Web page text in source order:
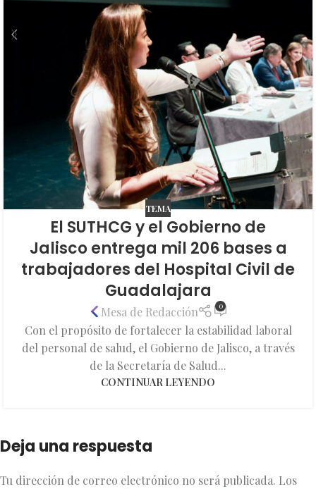
TEMA
El SUTHCG y el Gobierno de
Jalisco entrega mil 206 bases a
trabajadores del Hospital Civil de
Guadalajara
Mesa de Redacción 0
Con el propósito de fortalecer la estabilidad laboral
del personal de salud, el Gobierno de Jalisco, a través
de la Secretaría de Salud...
CONTINUAR LEYENDO
Deja una respuesta
Tu dirección de correo electrónico no será publicada. Los